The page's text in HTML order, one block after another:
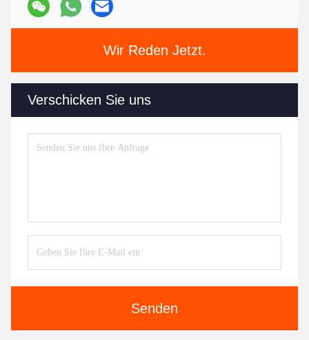
Wir Reden Jetzt.
Verschicken Sie uns
Senden